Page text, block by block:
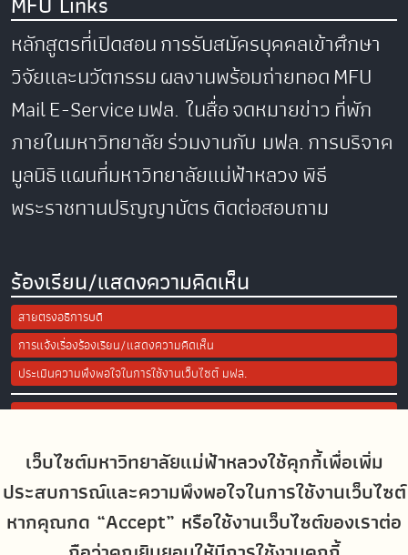
เว็บไซต์มหาวิทยาลัยแม่ฟ้าหลวงใช้คุกกี้เพื่อเพิ่ม
ประสบการณ์และความพึงพอใจในการใช้งานเว็บไซต์
หากคุณกด “Accept” หรือใช้งานเว็บไซต์ของเราต่อ
หลักสูตรที่เปิดสอนการรับสมัครบุคคลเข้าศึกษา
วิจัยและนวัตกรรมผลงานพร้อมถ่ายทอดMFU
MailE-Serviceมฟล. ในสื่อจดหมายข่าวที่พัก
ภายในมหาวิทยาลัยร่วมงานกับ มฟล.การบริจาค
มูลนิธิแผนที่มหาวิทยาลัยแม่ฟ้าหลวงพิธี
พระราชทานปริญญาบัตรติดต่อสอบถาม
ร้องเรียน/แสดงความคิดเห็น
สายตรงอธิการบดี
การแจ้งเรื่องร้องเรียน/แสดงความคิดเห็น
ประเมินความพึงพอใจในการใช้งานเว็บไซต์ มฟล.
Site Map
Social Media